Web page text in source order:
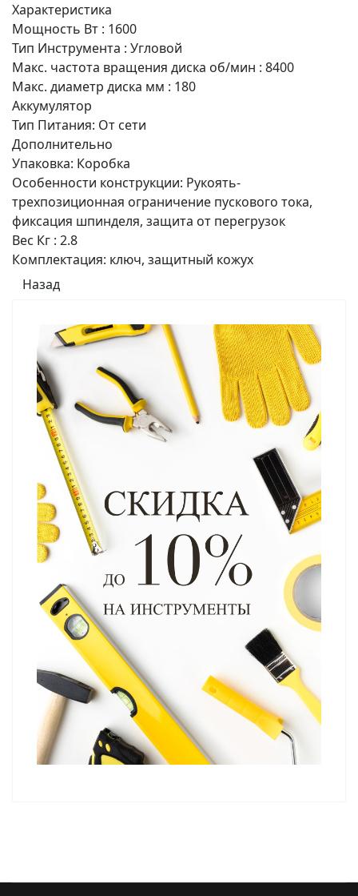
Характеристика
Мощность Вт : 1600
Тип Инструмента : Угловой
Макс. частота вращения диска об/мин : 8400
Макс. диаметр диска мм : 180
Аккумулятор
Тип Питания: От сети
Дополнительно
Упаковка: Коробка
Особенности конструкции: Рукоять-
трехпозиционная ограничение пускового тока,
фиксация шпинделя, защита от перегрузок
Вес Кг : 2.8
Комплектация: ключ, защитный кожух